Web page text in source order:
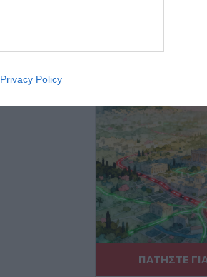
Privacy Policy
ΔΕΙΤΕ ΤΗΝ ΚΙΝΗΣΗ
Κίνηση Τώρα:
ΠΑΤΗΣΤΕ